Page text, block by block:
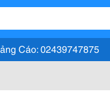
Cáo: 02439747875